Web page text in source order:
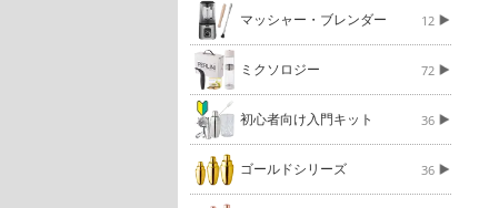
マッシャー・ブレンダー 12
ミクソロジー 72
初心者向け入門キット 36
ゴールドシリーズ 36